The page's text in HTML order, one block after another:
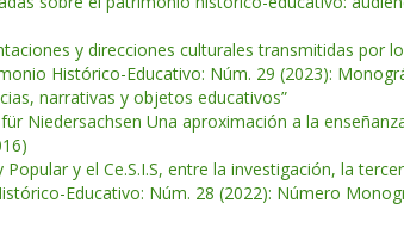
y direcciones culturales transmitidas por
Histórico-Educativo: Núm. 29 (2023):
narrativas y objetos educativos”
Niedersachsen Una aproximación a la
y el Ce.S.I.S, entre la investigación, la
Educativo: Núm. 28 (2022): Número